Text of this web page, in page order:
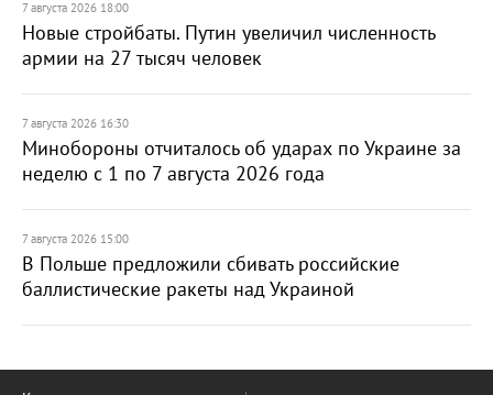
7 августа 2026 18:00
Новые стройбаты. Путин увеличил численность
армии на 27 тысяч человек
7 августа 2026 16:30
Минобороны отчиталось об ударах по Украине за
неделю с 1 по 7 августа 2026 года
7 августа 2026 15:00
В Польше предложили сбивать российские
баллистические ракеты над Украиной